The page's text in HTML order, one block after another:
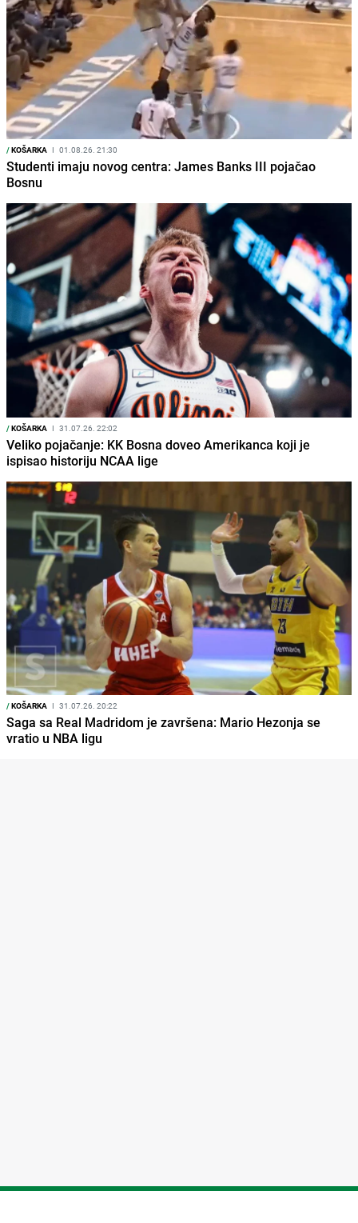
/KOŠARKA I 01.08.26. 21:30
Studenti imaju novog centra: James Banks III pojačao
Bosnu
/KOŠARKA I 31.07.26. 22:02
Veliko pojačanje: KK Bosna doveo Amerikanca koji je
ispisao historiju NCAA lige
/KOŠARKA I 31.07.26. 20:22
Saga sa Real Madridom je završena: Mario Hezonja se
vratio u NBA ligu